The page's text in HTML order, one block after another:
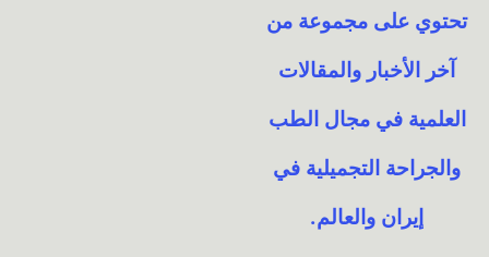
تحتوي على مجموعة من
آخر الأخبار والمقالات
العلمية في مجال الطب
والجراحة التجميلية في
إيران والعالم.​